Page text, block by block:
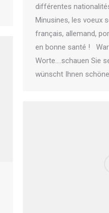
différentes
Minusines, les voeux
français, allemand,
en bonne santé !
Worte….schauen Sie
wünscht Ihnen